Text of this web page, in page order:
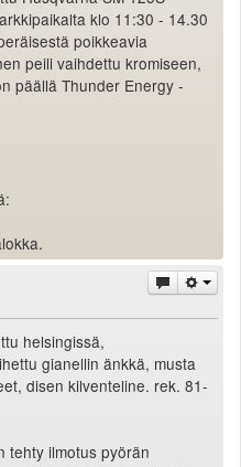
klo 11:30 - 14.30
poikkeavia
peili vaihdettu kromiseen,
päällä Thunder Energy -
helsingissä,
gianellin änkkä, musta
disen kilventeline. rek. 81-
tehty ilmotus pyörän